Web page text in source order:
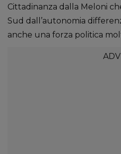
Cittadinanza dalla Meloni
Sud dall’autonomia
anche una forza politica